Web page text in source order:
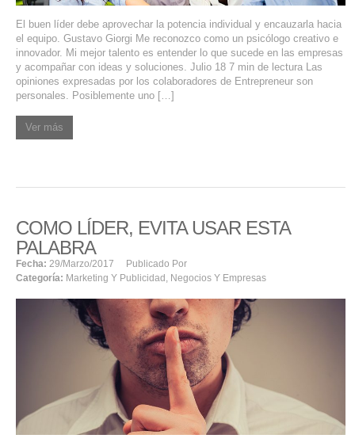
El buen líder debe aprovechar la potencia individual y encauzarla hacia
el equipo. Gustavo Giorgi Me reconozco como un psicólogo creativo e
innovador. Mi mejor talento es entender lo que sucede en las empresas
y acompañar con ideas y soluciones. Julio 18 7 min de lectura Las
opiniones expresadas por los colaboradores de Entrepreneur son
personales. Posiblemente uno […]
Ver más
COMO LÍDER, EVITA USAR ESTA
PALABRA
Fecha: 29/marzo/2017
Publicado Por
Categoría: Marketing Y Publicidad , Negocios Y Empresas